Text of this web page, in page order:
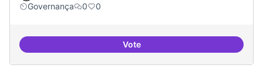
Governança
0 0
VoteConsolidació d'eixos clau